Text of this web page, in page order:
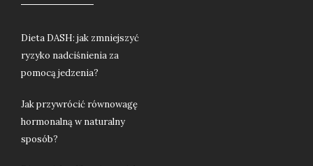
Dieta DASH: jak zmniejszyć
ryzyko nadciśnienia za
pomocą jedzenia?
Jak przywrócić równowagę
hormonalną w naturalny
sposób?